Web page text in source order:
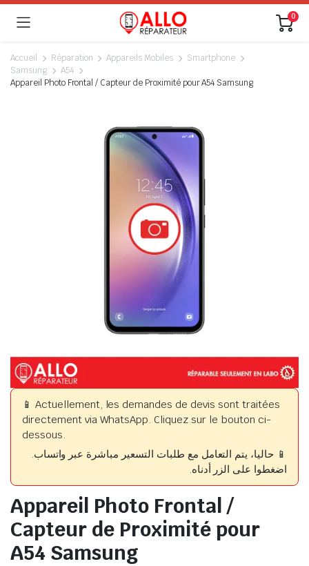
0
Accueil Réparation Appareils Mobiles
Smartphone
Samsung
A54
Appareil Photo Frontal / Capteur de Proximité pour A54 Samsung
📱 Actuellement, les demandes de devis sont traitées
directement via WhatsApp. Cliquez sur le bouton ci-
dessous.
📱 حاليا، يتم التعامل مع طلبات التسعير مباشرة عبر واتساب.
اضغطوا على الزر أدناه.
Appareil Photo Frontal /
Capteur de Proximité pour
A54 Samsung